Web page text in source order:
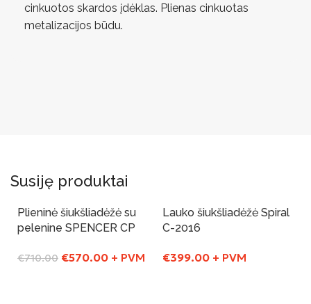
cinkuotos skardos įdėklas. Plienas cinkuotas
metalizacijos būdu.
Susiję produktai
-20%
Plieninė šiukšliadėžė su
pelenine SPENCER CP
€710.00 €570.00 + PVM
Lauko šiukšliadėžė Spiral
C-2016
€399.00 + PVM